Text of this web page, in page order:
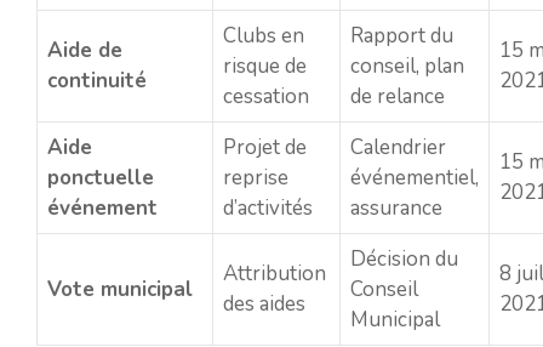
Aide de
continuité
Clubs en
risque de
cessation
Rapport du
conseil, plan
de relance
15
Aide
ponctuelle
événement
Projet de
reprise
d’activités
Calendrier
événementiel,
assurance
15
Vote municipal
Attribution
des aides
Décision du
Conseil
Municipal
8